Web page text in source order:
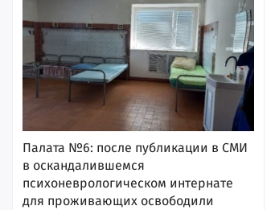
Палата №6: после публикации в СМИ
в оскандалившемся
психоневрологическом интернате
для проживающих освободили